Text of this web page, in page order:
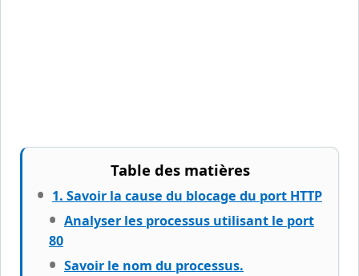
Table des matières
1. Savoir la cause du blocage du port HTTP
Analyser les processus utilisant le port
80
Savoir le nom du processus.